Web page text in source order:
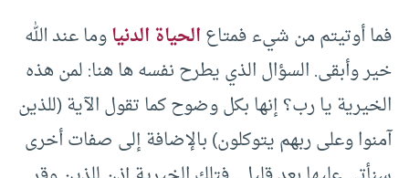
فما أوتيتم من شيء فمتاعالحياة الدنياوما عند الله
خير وأبقى. السؤال الذي يطرح نفسه ها هنا: لمن هذه
الخيرية يا رب؟ إنها بكل وضوح كما تقول الآية (للذين
آمنوا وعلى ربهم يتوكلون) بالإضافة إلى صفات أخرى